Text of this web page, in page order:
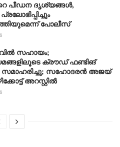
പീഡന ദൃശ്യങ്ങൾ,
പോലീസ്
സഹായം;
ക്രൗഡ് ഫണ്ടിങ്
സമാഹരിച്ചു; സഹോദരൻ അജയ്
അറസ്റ്റിൽ